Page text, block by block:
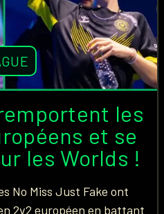
les
et se
les Worlds !
No Miss Just Fake ont
2v2 européen en battant